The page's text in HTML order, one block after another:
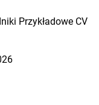
Przykładowe CV